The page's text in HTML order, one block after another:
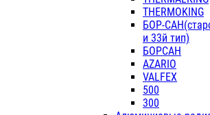
THERMOKING
БОР-
и 33й тип)
БОРСАН
AZARIO
VALFEX
500
300